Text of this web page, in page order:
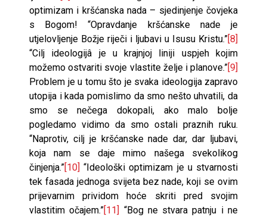
optimizam i kršćanska nada – sjedinjenje čovjeka
s Bogom! “Opravdanje kršćanske nade je
utjelovljenje Božje riječi i ljubavi u Isusu Kristu.” [8]
“Cilj ideologijâ je u krajnjoj liniji uspjeh kojim
možemo ostvariti svoje vlastite želje i planove.” [9]
Problem je u tomu što je svaka ideologija zapravo
utopija i kada pomislimo da smo nešto uhvatili, da
smo se nečega dokopali, ako malo bolje
pogledamo vidimo da smo ostali praznih ruku.
“Naprotiv, cilj je kršćanske nade dar, dar ljubavi,
koja nam se daje mimo našega svekolikog
činjenja.” [10] “Ideološki optimizam je u stvarnosti
tek fasada jednoga svijeta bez nade, koji se ovim
prijevarnim prividom hoće skriti pred svojim
vlastitim očajem.” [11]
“Bog ne stvara patnju i ne